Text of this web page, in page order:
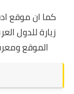
زيارة للدول
الموقع